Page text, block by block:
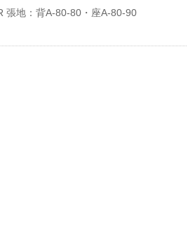
張地：背A-80-80・座A-80-90